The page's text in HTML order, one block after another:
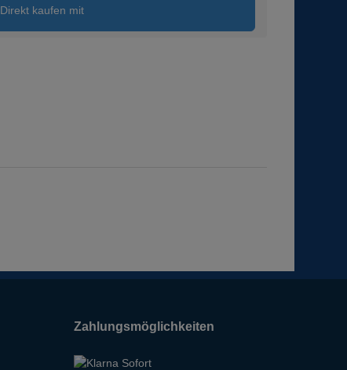
Direkt kaufen mit
Zahlungsmöglichkeiten